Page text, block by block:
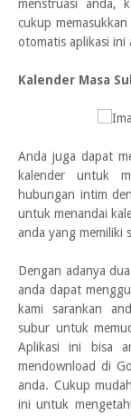
menstruasi anda,
cukup
otomatis aplikasi ini
Kalender Masa
Anda juga dapat
kalender untuk
hubungan intim
untuk menandai
anda yang memiliki
Dengan adanya
anda dapat
kami sarankan
subur untuk
Aplikasi ini bisa
mendownload di
anda. Cukup
ini untuk